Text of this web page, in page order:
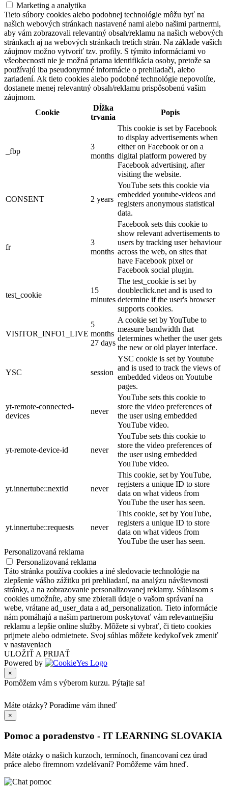
Marketing a analytika
Tieto súbory cookies alebo podobnej technológie môžu byť na
našich webových stránkach nastavené nami alebo našimi partnermi,
aby vám zobrazovali relevantný obsah/reklamu na našich webových
stránkach aj na webových stránkach tretích strán. Na základe vašich
záujmov možno vytvoriť tzv. profily. S týmito informáciami vo
všeobecnosti nie je možná priama identifikácia osoby, pretože sa
používajú iba pseudonymné informácie o prehliadači, alebo
zariadení. Ak tieto cookies alebo podobné technológie nepovolíte,
dostanete menej relevantný obsah/reklamu prispôsobenú vašim
záujmom.
Cookie
Dĺžka
trvania
Popis
_fbp
3
months
This cookie is set by Facebook
to display advertisements when
either on Facebook or on a
digital platform powered by
Facebook advertising, after
visiting the website.
CONSENT 2 years
YouTube sets this cookie via
embedded youtube-videos and
registers anonymous statistical
data.
fr
3
months
Facebook sets this cookie to
show relevant advertisements to
users by tracking user behaviour
across the web, on sites that
have Facebook pixel or
Facebook social plugin.
test_cookie
15
minutes
The test_cookie is set by
doubleclick.net and is used to
determine if the user's browser
supports cookies.
VISITOR_INFO1_LIVE
5
months
27 days
A cookie set by YouTube to
measure bandwidth that
determines whether the user gets
the new or old player interface.
YSC session
YSC cookie is set by Youtube
and is used to track the views of
embedded videos on Youtube
pages.
yt-remote-connected-
devices
never
YouTube sets this cookie to
store the video preferences of
the user using embedded
YouTube video.
yt-remote-device-id never
YouTube sets this cookie to
store the video preferences of
the user using embedded
YouTube video.
yt.innertube::nextId never
This cookie, set by YouTube,
registers a unique ID to store
data on what videos from
YouTube the user has seen.
yt.innertube::requests never
This cookie, set by YouTube,
registers a unique ID to store
data on what videos from
YouTube the user has seen.
Personalizovaná reklama
Personalizovaná reklama
Táto stránka používa cookies a iné sledovacie technológie na
zlepšenie vášho zážitku pri prehliadaní, na analýzu návštevnosti
stránky, a na zobrazovanie personalizovanej reklamy. Súhlasom s
cookies umožníte, aby sme zbierali údaje o vašom správaní na
webe, vrátane ad_user_data a ad_personalization. Tieto informácie
nám pomáhajú a našim partnerom poskytovať vám relevantnejšiu
reklamu a lepšie online služby. Môžete si vybrať, či tieto cookies
prijmete alebo odmietnete. Svoj súhlas môžete kedykoľvek zmeniť
v nastaveniach
ULOŽIŤ A PRIJAŤ
Powered by
×
Pomôžem vám s výberom kurzu. Pýtajte sa!
Máte otázky? Poradíme vám ihneď
×
Pomoc a poradenstvo - IT LEARNING SLOVAKIA
Máte otázky o našich kurzoch, termínoch, financovaní cez úrad
práce alebo firemnom vzdelávaní? Pomôžeme vám hneď.